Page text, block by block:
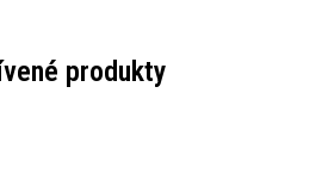
produkty